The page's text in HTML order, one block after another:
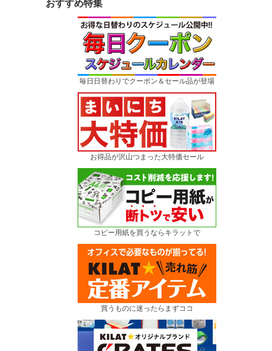
おすすめ特集
毎日日替わりでクーポン＆セール品が登場
お得品が沢山つまった大特価セール
コピー用紙を買うならキラットで
買うものに迷ったらまずココ